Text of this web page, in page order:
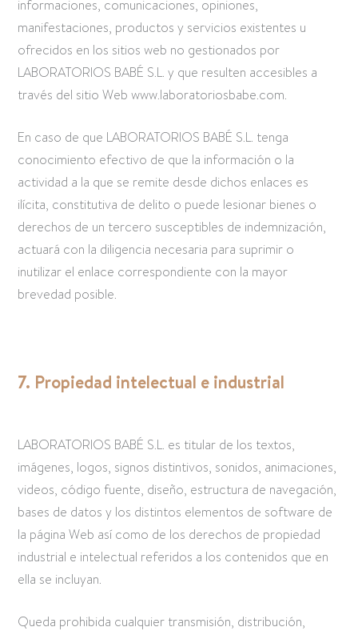
informaciones, comunicaciones, opiniones,
manifestaciones, productos y servicios existentes u
ofrecidos en los sitios web no gestionados por
LABORATORIOS BABÉ S.L. y que resulten accesibles a
través del sitio Web www.laboratoriosbabe.com.
En caso de que LABORATORIOS BABÉ S.L. tenga
conocimiento efectivo de que la información o la
actividad a la que se remite desde dichos enlaces es
ilícita, constitutiva de delito o puede lesionar bienes o
derechos de un tercero susceptibles de indemnización,
actuará con la diligencia necesaria para suprimir o
inutilizar el enlace correspondiente con la mayor
brevedad posible.
7. Propiedad intelectual e industrial
LABORATORIOS BABÉ S.L. es titular de los textos,
imágenes, logos, signos distintivos, sonidos, animaciones,
videos, código fuente, diseño, estructura de navegación,
bases de datos y los distintos elementos de software de
la página Web así como de los derechos de propiedad
industrial e intelectual referidos a los contenidos que en
ella se incluyan.
Queda prohibida cualquier transmisión, distribución,